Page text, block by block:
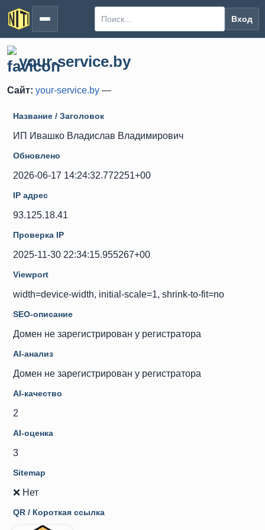
Вход
your-service.by
Сайт: your-service.by —
Название / Заголовок
ИП Ивашко Владислав Владимирович
Обновлено
2026-06-17 14:24:32.772251+00
IP адрес
93.125.18.41
Проверка IP
2025-11-30 22:34:15.955267+00
Viewport
width=device-width, initial-scale=1, shrink-to-fit=no
SEO-описание
Домен не зарегистрирован у регистратора
AI-анализ
Домен не зарегистрирован у регистратора
AI-качество
2
AI-оценка
3
Sitemap
❌ Нет
QR / Короткая ссылка